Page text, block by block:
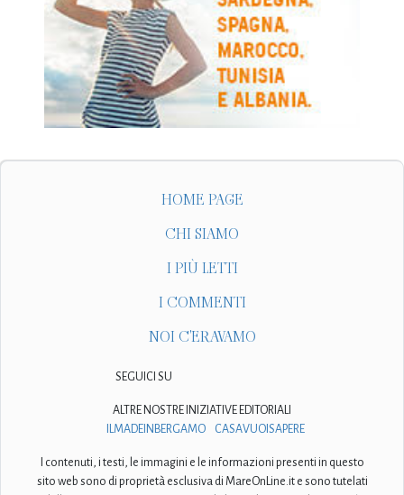
HOME PAGE
CHI SIAMO
I PIÙ LETTI
I COMMENTI
NOI C'ERAVAMO
SEGUICI SU
ALTRE NOSTRE INIZIATIVE EDITORIALI
ILMADEINBERGAMO
CASAVUOISAPERE
I contenuti, i testi, le immagini e le informazioni presenti in questo
sito web sono di proprietà esclusiva di MareOnLine.it e sono tutelati